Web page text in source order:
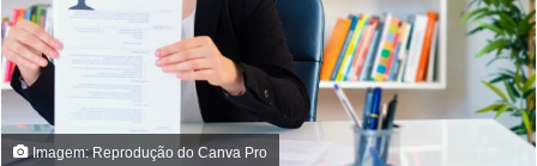
Imagem: Reprodução do Canva Pro